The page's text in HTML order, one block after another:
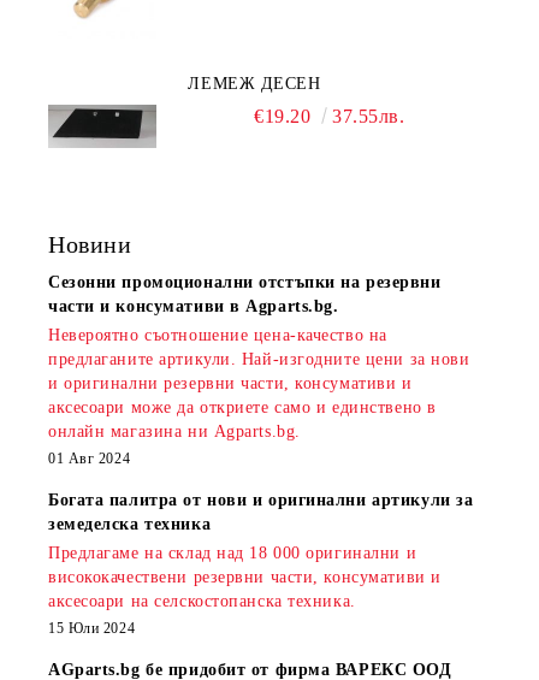
ЛЕМЕЖ ДЕСЕН
€19.20 37.55лв.
Новини
Сезонни промоционални отстъпки на резервни
части и консумативи в Agparts.bg.
Невероятно съотношение цена-качество на
предлаганите артикули. Най-изгодните цени за нови
и оригинални резервни части, консумативи и
аксесоари може да откриете само и единствено в
онлайн магазина ни Agparts.bg.
01 Авг 2024
Богата палитра от нови и оригинални артикули за
земеделска техника
Предлагаме на склад над 18 000 оригинални и
висококачествени резервни части, консумативи и
аксесоари на селскостопанска техника.
15 Юли 2024
AGparts.bg бе придобит от фирма ВАРЕКС ООД